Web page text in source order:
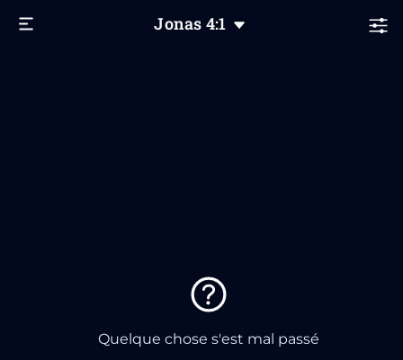
Jonas 4:1
Quelque chose s'est mal passé